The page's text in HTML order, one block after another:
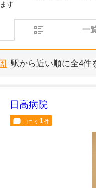
ます
一
駅から近い順に全4件
日高病院
口コミ 1件